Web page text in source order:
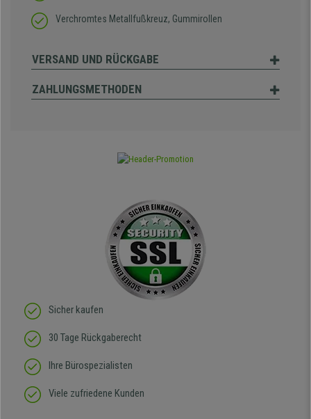
Verchromtes Metallfußkreuz, Gummirollen
VERSAND UND RÜCKGABE
ZAHLUNGSMETHODEN
Sicher kaufen
30 Tage Rückgaberecht
Ihre Bürospezialisten
Viele zufriedene Kunden